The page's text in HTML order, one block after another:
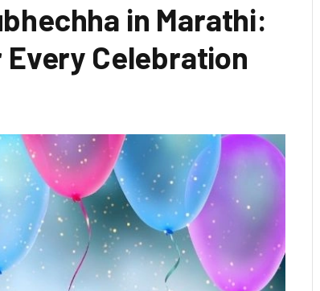
in Marathi:
Every Celebration